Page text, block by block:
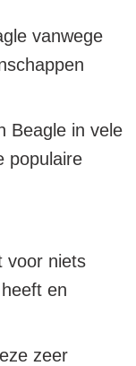
vanwege
Beagle in vele
populaire
voor niets
en
zeer